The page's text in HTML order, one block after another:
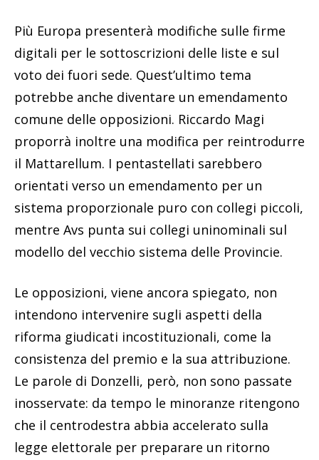
Più Europa presenterà modifiche sulle firme
digitali per le sottoscrizioni delle liste e sul
voto dei fuori sede. Quest’ultimo tema
potrebbe anche diventare un emendamento
comune delle opposizioni. Riccardo Magi
proporrà inoltre una modifica per reintrodurre
il Mattarellum. I pentastellati sarebbero
orientati verso un emendamento per un
sistema proporzionale puro con collegi piccoli,
mentre Avs punta sui collegi uninominali sul
modello del vecchio sistema delle Provincie.
Le opposizioni, viene ancora spiegato, non
intendono intervenire sugli aspetti della
riforma giudicati incostituzionali, come la
consistenza del premio e la sua attribuzione.
Le parole di Donzelli, però, non sono passate
inosservate: da tempo le minoranze ritengono
che il centrodestra abbia accelerato sulla
legge elettorale per preparare un ritorno